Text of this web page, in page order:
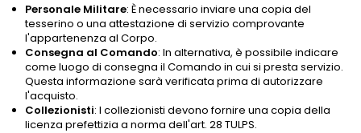
Personale Militare: È necessario inviare una copia del
tesserino o una attestazione di servizio comprovante
l'appartenenza al Corpo.
Consegna al Comando: In alternativa, è possibile indicare
come luogo di consegna il Comando in cui si presta servizio.
Questa informazione sarà verificata prima di autorizzare
l'acquisto.
Collezionisti: I collezionisti devono fornire una copia della
licenza prefettizia a norma dell'art. 28 TULPS.